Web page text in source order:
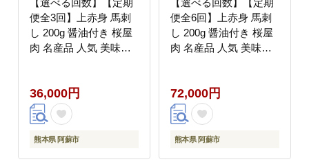
便全3回】上赤身 馬刺
し 200g 醤油付き 桜屋
肉 名産品 人気 美味し
ク おすすめ 冷凍 父の
日 母の日 お中元 御歳
暮 おつまみ プレゼント
贈答用 熊本県 阿蘇市
36,000円
熊本県 阿蘇市
便全6回】上赤身 馬刺
し 200g 醤油付き 桜屋
肉 名産品 人気 美味し
ク おすすめ 冷凍 父の
日 母の日 お中元 御歳
暮 おつまみ 晩酌 プレ
ゼント 贈答用 熊本県
72,000円
熊本県 阿蘇市